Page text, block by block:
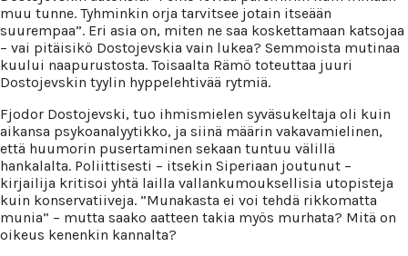
muu tunne. Tyhminkin orja tarvitsee jotain itseään
suurempaa”. Eri asia on, miten ne saa koskettamaan katsojaa
– vai pitäisikö Dostojevskia vain lukea? Semmoista mutinaa
kuului naapurustosta. Toisaalta Rämö toteuttaa juuri
Dostojevskin tyylin hyppelehtivää rytmiä.
Fjodor Dostojevski, tuo ihmismielen syväsukeltaja oli kuin
aikansa psykoanalyytikko, ja siinä määrin vakavamielinen,
että huumorin pusertaminen sekaan tuntuu välillä
hankalalta. Poliittisesti – itsekin Siperiaan joutunut –
kirjailija kritisoi yhtä lailla vallankumouksellisia utopisteja
kuin konservatiiveja. ”Munakasta ei voi tehdä rikkomatta
munia” – mutta saako aatteen takia myös murhata? Mitä on
oikeus kenenkin kannalta?